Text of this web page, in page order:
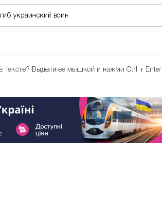
украинский воин
тексте? Выдели ее мышкой и нажми Ctrl + Enter